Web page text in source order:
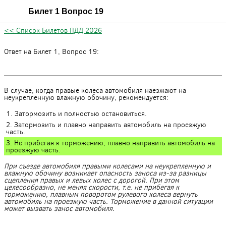
Билет 1 Вопрос 19
<< Список Билетов ПДД 2026
Ответ на Билет 1, Вопрос 19:
В случае, когда правые колеса автомобиля наезжают на
неукрепленную влажную обочину, рекомендуется:
1. Затормозить и полностью остановиться.
2. Затормозить и плавно направить автомобиль на проезжую
часть.
3. Не прибегая к торможению, плавно направить автомобиль на
проезжую часть.
При съезде автомобиля правыми колесами на неукрепленную и
влажную обочину возникает опасность заноса из-за разницы
сцепления правых и левых колес с дорогой. При этом
целесообразно, не меняя скорости, т.е. не прибегая к
торможению, плавным поворотом рулевого колеса вернуть
автомобиль на проезжую часть. Торможение в данной ситуации
может вызвать занос автомобиля.